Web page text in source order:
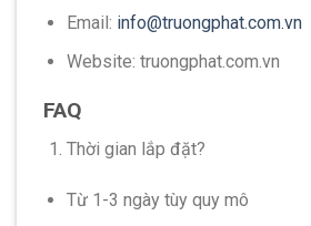
Email: info@truongphat.com.vn
Website: truongphat.com.vn
FAQ
Thời gian lắp đặt?
Từ 1-3 ngày tùy quy mô